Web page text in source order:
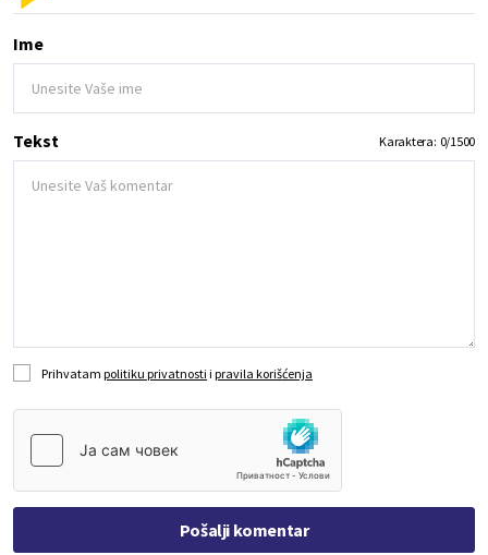
Ime
Tekst Karaktera: 0/1500
Prihvatam politiku privatnosti i pravila korišćenja
Pošalji komentar